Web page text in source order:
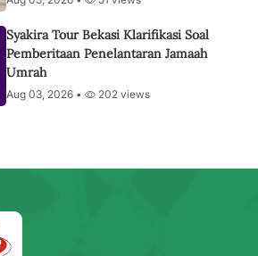
Syakira Tour Bekasi Klarifikasi Soal
Pemberitaan Penelantaran Jamaah
Umrah
Aug 03, 2026 • 202 views